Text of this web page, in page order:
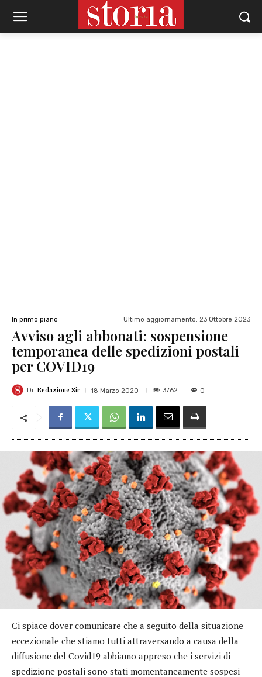
In primo piano Ultimo aggiornamento: 23 Ottobre 2023
Avviso agli abbonati: sospensione
temporanea delle spedizioni postali
per COVID19
Di Redazione Sir 18 Marzo 2020 3762 0
Ci spiace dover comunicare che a seguito della situazione
eccezionale che stiamo tutti attraversando a causa della
diffusione del Covid19 abbiamo appreso che i servizi di
spedizione postali sono stati momentaneamente sospesi